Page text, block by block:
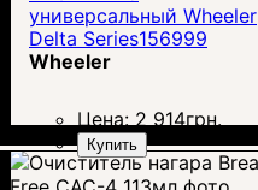
универсальный Wheeler
Delta Series156999
Wheeler
Цена: 2 914грн.
Купить